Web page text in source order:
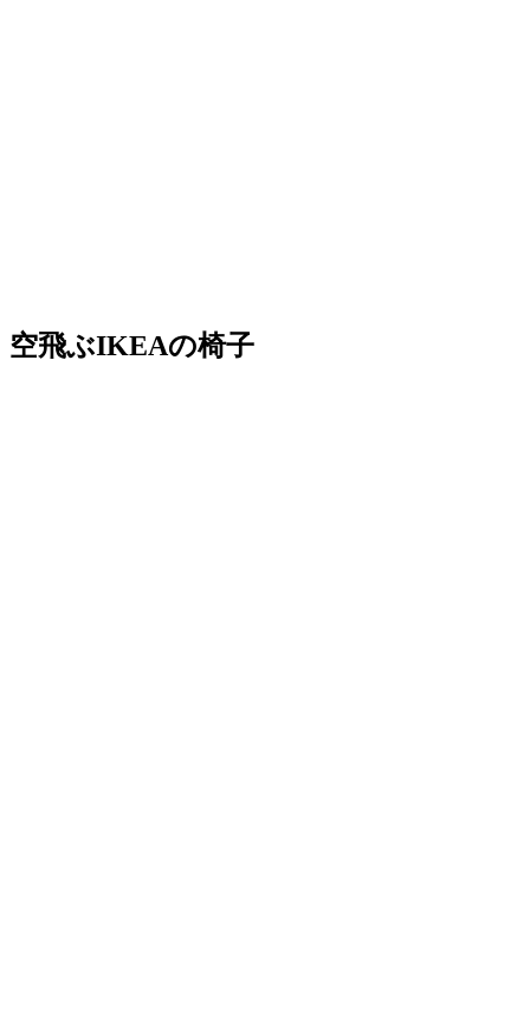
空飛ぶIKEAの椅子